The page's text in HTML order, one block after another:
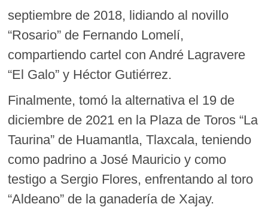
septiembre de 2018, lidiando al novillo
“Rosario” de Fernando Lomelí,
compartiendo cartel con André Lagravere
“El Galo” y Héctor Gutiérrez.
Finalmente, tomó la alternativa el 19 de
diciembre de 2021 en la Plaza de Toros “La
Taurina” de Huamantla, Tlaxcala, teniendo
como padrino a José Mauricio y como
testigo a Sergio Flores, enfrentando al toro
“Aldeano” de la ganadería de Xajay.